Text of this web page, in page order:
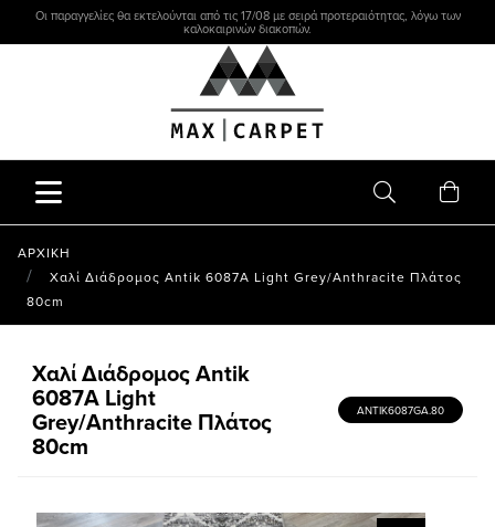
Οι παραγγελίες θα εκτελούνται από τις 17/08 με σειρά προτεραιότητας, λόγω των
καλοκαιρινών διακοπών.
ΑΡΧΙΚΗ
Χαλί Διάδρομος Antik 6087A Light Grey/Anthracite Πλάτος
80cm
Χαλί Διάδρομος Antik
6087A Light
Grey/Anthracite Πλάτος
80cm
ANTIK6087GA.80